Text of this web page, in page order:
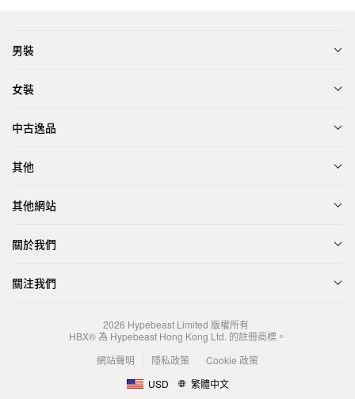
男裝
女裝
中古逸品
其他
其他網站
關於我們
關注我們
2026 Hypebeast Limited 版權所有
HBX® 為 Hypebeast Hong Kong Ltd. 的註冊商標。
網站聲明
隱私政策
Cookie 政策
USD
繁體中文